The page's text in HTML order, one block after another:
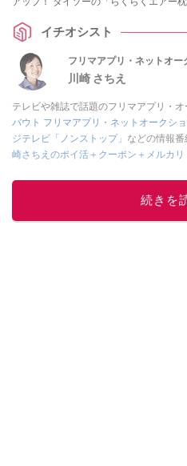
もまとめました。
イチオシスト
フリマアプリ・ネットオー
川崎 さちえ
テレビや雑誌で話題のフリマアプリ・オ
バウト フリマアプリ・ネットオークシ
ジテレビ「ノンストップ」 などの情報番
崎さちえのポイ活＋クーポン＋メルカ
的に稼ぐ！』（翔泳社刊）
■経歴：2003年、夫が子育てをするた
続きを